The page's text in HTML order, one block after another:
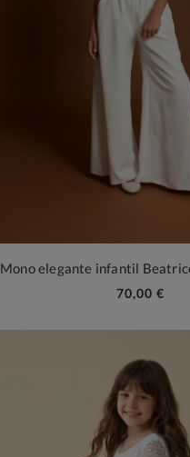
Mono elegante infantil
70,00 €